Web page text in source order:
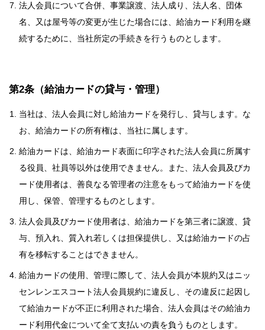
法人会員について合併、事業譲渡、法人成り、法人名、団体
名、又は屋号等の変更が生じた場合には、給油カード利用を継
続するために、当社所定の手続きを行うものとします。
第2条（給油カードの貸与・管理）
当社は、法人会員に対し給油カードを発行し、貸与します。な
お、給油カードの所有権は、当社に属します。
給油カードは、給油カード表面に印字された法人会員に所属す
る役員、社員等以外は使用できません。また、法人会員及びカ
ード使用者は、善良なる管理者の注意をもって給油カードを使
用し、保管、管理するものとします。
法人会員及びカード使用者は、給油カードを第三者に譲渡、貸
与、預入れ、質入れ若しくは担保提供し、又は給油カードの占
有を移転することはできません。
給油カードの使用、管理に際して、法人会員が本規約又はニッ
センレンエスコート法人会員規約に違反し、その違反に起因し
て給油カードが不正に利用された場合、法人会員はその給油カ
ード利用代金について全て支払いの責を負うものとします。